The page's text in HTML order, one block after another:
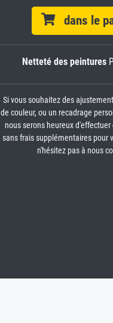
dans le
Netteté des peintures
Si vous souhaitez des
de couleur, ou un recadrage
nous serons heureux
sans frais supplémentaires pour
n'hésitez pas à nous